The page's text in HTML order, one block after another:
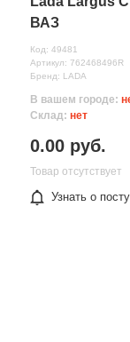
ВАЗ
Код: 49481
Артикул: 762468496R
Бренд: LADA
В вашем городе:
Склад: нет
0.00 руб.
Товар отсутствует
Узнать о